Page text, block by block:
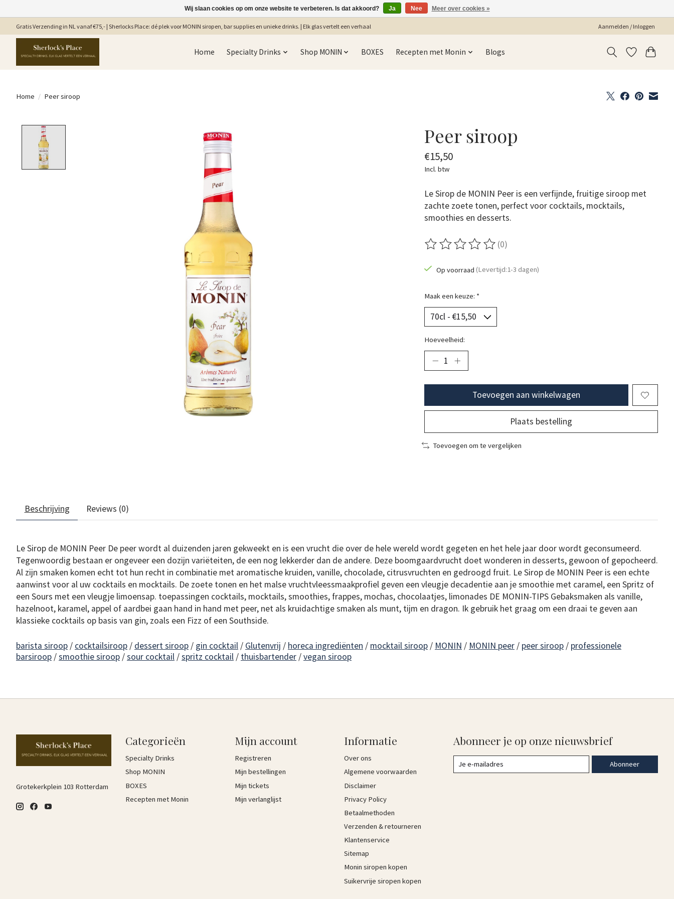
Gratis Verzending in NL vanaf €75,- | Sherlocks Place: dé plek voor MONIN siropen, bar supplies en unieke drinks. | Elk glas vertelt een verhaal Aanmelden / Inloggen
Home Specialty Drinks Shop MONIN BOXES Recepten met Monin Blogs
Home / Peer siroop
Peer siroop
€15,50
Incl. btw
Le Sirop de MONIN Peer is een verfijnde, fruitige siroop met
zachte zoete tonen, perfect voor cocktails, mocktails,
smoothies en desserts.
De beoordeling van dit product is
(0)
Op voorraad (Levertijd:1-3 dagen)
Maak een keuze: *
Hoeveelheid:
Toevoegen aan winkelwagen
Plaats bestelling
Toevoegen om te vergelijken
Beschrijving Reviews (0)
Le Sirop de MONIN Peer De peer wordt al duizenden jaren gekweekt en is een vrucht die over de hele wereld wordt gegeten en het hele jaar door wordt geconsumeerd.
Tegenwoordig bestaan er ongeveer een dozijn variëteiten, de een nog lekkerder dan de andere. Deze boomgaardvrucht doet wonderen in desserts, gewoon of gepocheerd.
Al zijn smaken komen echt tot hun recht in combinatie met aromatische kruiden, vanille, chocolade, citrusvruchten en gedroogd fruit. Le Sirop de MONIN Peer is een echte
aanwinst voor al uw cocktails en mocktails. De zoete tonen en het malse vruchtvleessmaakprofiel geven een vleugje decadentie aan je smoothie met caramel, een Spritz of
een Sours met een vleugje limoensap. toepassingen cocktails, mocktails, smoothies, frappes, mochas, chocolaatjes, limonades DE MONIN-TIPS Gebaksmaken als vanille,
hazelnoot, karamel, appel of aardbei gaan hand in hand met peer, net als kruidachtige smaken als munt, tijm en dragon. Ik gebruik het graag om een draai te geven aan
klassieke cocktails op basis van gin, zoals een Fizz of een Southside.
barista siroop / cocktailsiroop / dessert siroop / gin cocktail / Glutenvrij / horeca ingrediënten / mocktail siroop / MONIN / MONIN peer / peer siroop / professionele
barsiroop /smoothie siroop /sour cocktail /spritz cocktail / thuisbartender /vegan siroop
Grotekerkplein 103 Rotterdam
Categorieën
Specialty Drinks
Shop MONIN
BOXES
Recepten met Monin
Mijn account
Registreren
Mijn bestellingen
Mijn tickets
Mijn verlanglijst
Informatie
Over ons
Algemene voorwaarden
Disclaimer
Privacy Policy
Betaalmethoden
Verzenden & retourneren
Klantenservice
Sitemap
Monin siropen kopen
Suikervrije siropen kopen
Abonneer je op onze nieuwsbrief
Abonneer
Wij slaan cookies op om onze website te verbeteren. Is dat akkoord? Ja Nee Meer over cookies »